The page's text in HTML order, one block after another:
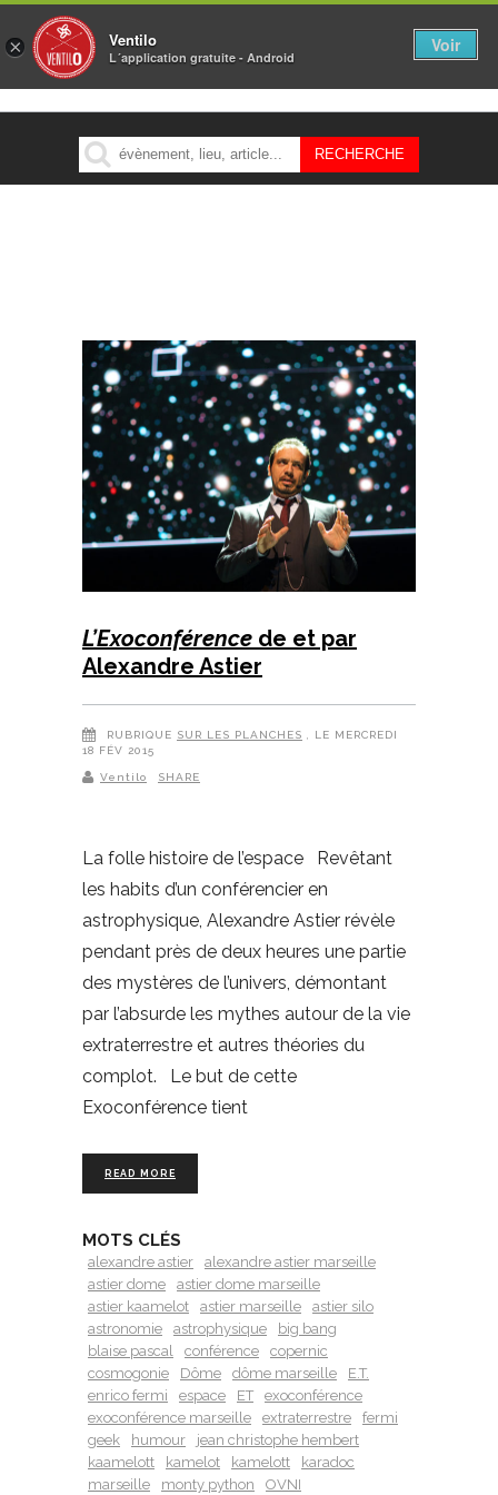
MENU
L’Exoconférence de et par
Alexandre Astier
RUBRIQUE SUR LES PLANCHES
, LE MERCREDI
18 FÉV 2015
Ventilo SHARE
La folle histoire de l’espace Revêtant
les habits d’un conférencier en
astrophysique, Alexandre Astier révèle
pendant près de deux heures une partie
des mystères de l’univers, démontant
par l’absurde les mythes autour de la vie
extraterrestre et autres théories du
complot. Le but de cette
Exoconférence tient
READ MORE
MOTS CLÉS
alexandre astier
alexandre astier marseille
astier dome
astier dome marseille
astier kaamelot
astier marseille
astier silo
astronomie
astrophysique
big bang
blaise pascal
conférence
copernic
cosmogonie
Dôme dôme marseille
E.T.
enrico fermi
espace ET
exoconférence
exoconférence marseille
extraterrestre
fermi
geek
humour
jean christophe hembert
kaamelott
kamelot kamelott
karadoc
marseille
monty python OVNI
× Ventilo
L´application gratuite - Android
Voir